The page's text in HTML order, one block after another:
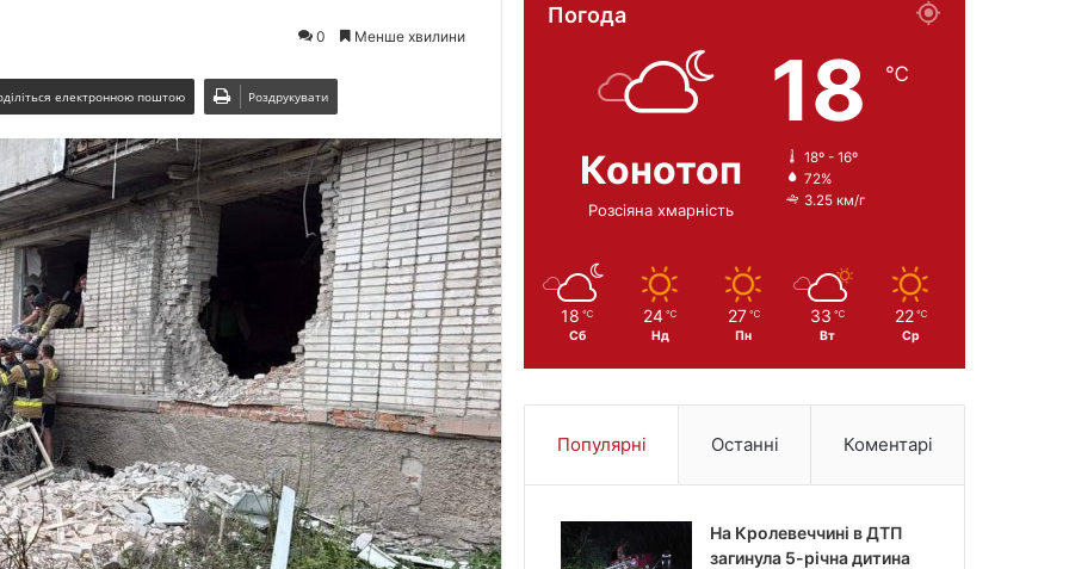
0 Менше хвилини
електронною поштою Роздрукувати
Погода
Конотоп
Розсіяна хмарність
18 ℃
18º - 16º
72%
3.25 км/г
18 ℃
Сб
24 ℃
Нд
27 ℃
Пн
33 ℃
Вт
22 ℃
Ср
Популярні Останні Коментарі
На Кролевеччині в ДТП
загинула 5-річна дитина